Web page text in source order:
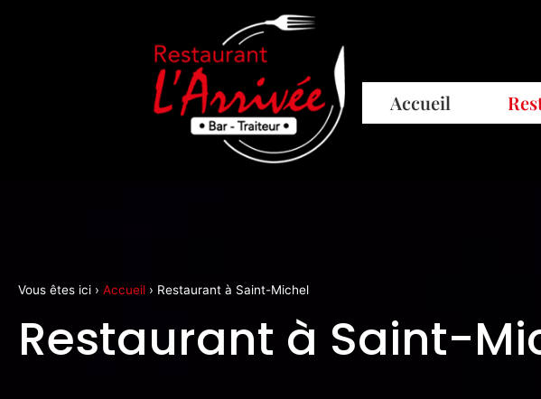
Accueil
Vous êtes ici › Accueil › Restaurant à Saint-Michel
Restaurant à Saint-